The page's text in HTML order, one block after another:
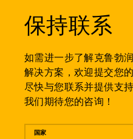
保持联系
如需进一步了解克鲁勃
解决方案，欢迎提交您
尽快与您联系并提供支持
我们期待您的咨询！
留言
国家